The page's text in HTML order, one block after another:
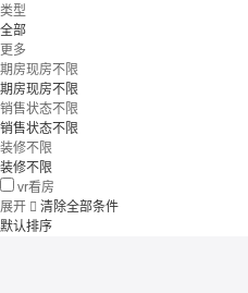
类型
全部
更多
期房现房不限
期房现房不限
销售状态不限
销售状态不限
装修不限
装修不限
vr看房
展开  清除全部条件
默认排序